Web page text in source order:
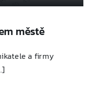
městě
a firmy